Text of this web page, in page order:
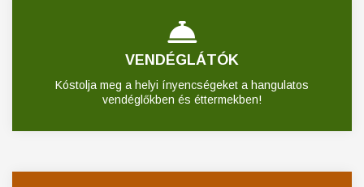
VENDÉGLÁTÓK
Kóstolja meg a helyi ínyencségeket a hangulatos
vendéglőkben és éttermekben!